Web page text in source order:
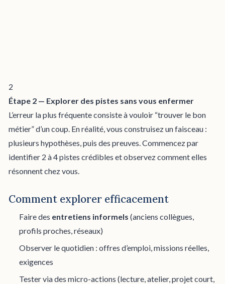
2
Étape 2 — Explorer des pistes sans vous enfermer
L’erreur la plus fréquente consiste à vouloir “trouver le bon
métier” d’un coup. En réalité, vous construisez un faisceau :
plusieurs hypothèses, puis des preuves. Commencez par
identifier 2 à 4 pistes crédibles et observez comment elles
résonnent chez vous.
Comment explorer efficacement
Faire des entretiens informels (anciens collègues,
profils proches, réseaux)
Observer le quotidien : offres d’emploi, missions réelles,
exigences
Tester via des micro-actions (lecture, atelier, projet court,